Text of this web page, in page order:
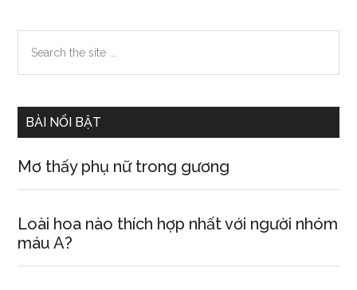
người
có
được
yêu
hạnh
phúc
Primary
Sidebar
the
BÀI NỔI BẬT
Mơ thấy phụ nữ trong gương
Loài hoa nào thích hợp nhất với người nhóm
máu A?